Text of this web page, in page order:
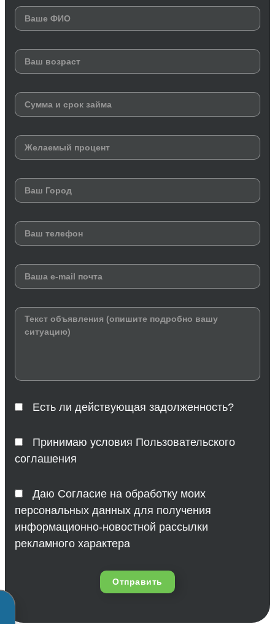
Есть ли действующая задолженность?
Принимаю условия Пользовательского
соглашения
Даю Согласие на обработку моих
персональных данных для получения
информационно-новостной рассылки
рекламного характера
Отправить